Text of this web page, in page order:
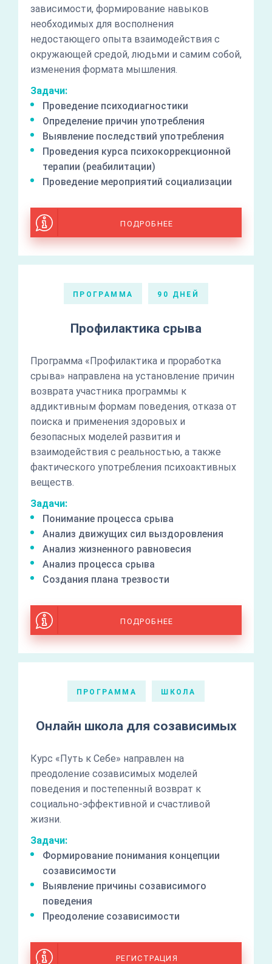
зависимости, формирование навыков
необходимых для восполнения
недостающего опыта взаимодействия с
окружающей средой, людьми и самим собой,
изменения формата мышления.
Задачи:
Проведение психодиагностики
Определение причин употребления
Выявление последствий употребления
Проведения курса психокоррекционной
терапии (реабилитации)
Проведение мероприятий социализации
ПОДРОБНЕЕ
ПРОГРАММА 90 ДНЕЙ
Профилактика срыва
Программа «Профилактика и проработка
срыва» направлена на установление причин
возврата участника программы к
аддиктивным формам поведения, отказа от
поиска и применения здоровых и
безопасных моделей развития и
взаимодействия с реальностью, а также
фактического употребления психоактивных
веществ.
Задачи:
Понимание процесса срыва
Анализ движущих сил выздоровления
Анализ жизненного равновесия
Анализ процесса срыва
Создания плана трезвости
ПОДРОБНЕЕ
ПРОГРАММА ШКОЛА
Онлайн школа для созависимых
Курс «Путь к Себе» направлен на
преодоление созависимых моделей
поведения и постепенный возврат к
социально-эффективной и счастливой
жизни.
Задачи:
Формирование понимания концепции
созависимости
Выявление причины созависимого
поведения
Преодоление созависимости
РЕГИСТРАЦИЯ